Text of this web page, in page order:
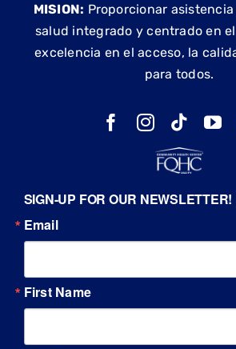
MISION: Proporcionar
salud integrado y centrado en
excelencia en el acceso, la
para todos.
SIGN-UP FOR OUR NEWSLETTER!
Email
First Name